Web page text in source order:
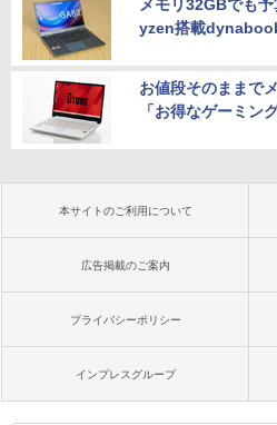
メモリ32GBでも
yzen搭載
お値段そのままで
「お得なゲーミン
本サイトのご利用について
広告掲載のご案内
プライバシーポリシー
インプレスグループ